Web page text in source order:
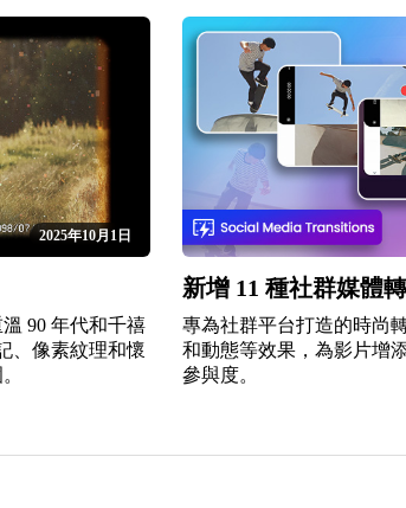
2025年10月1日
90 年代和千禧
、像素紋理和懷
新增 11 種社群媒體
專為社群平台打造的時尚
和動態等效果，為影片增
參與度。